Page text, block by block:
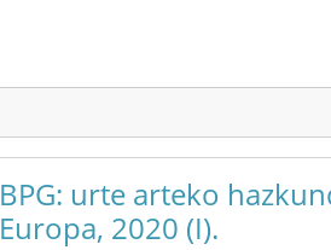
BPG: urte arteko
Europa, 2020 (I).